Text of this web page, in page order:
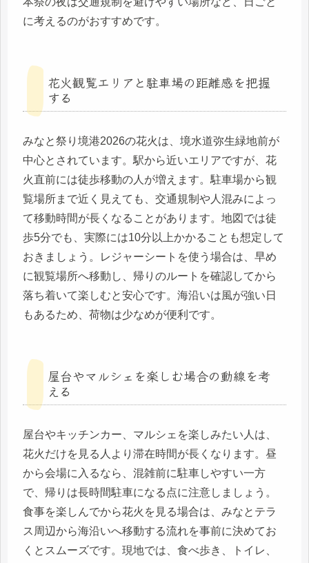
に考えるのがおすすめです。
花火観覧エリアと駐車場の距離感を把握
する
みなと祭り境港2026の花火は、境水道弥生緑地前が
中心とされています。駅から近いエリアですが、花
火直前には徒歩移動の人が増えます。駐車場から観
覧場所まで近く見えても、交通規制や人混みによっ
て移動時間が長くなることがあります。地図では徒
歩5分でも、実際には10分以上かかることも想定して
おきましょう。レジャーシートを使う場合は、早め
に観覧場所へ移動し、帰りのルートを確認してから
落ち着いて楽しむと安心です。海沿いは風が強い日
もあるため、荷物は少なめが便利です。
屋台やマルシェを楽しむ場合の動線を考
える
屋台やキッチンカー、マルシェを楽しみたい人は、
花火だけを見る人より滞在時間が長くなります。昼
から会場に入るなら、混雑前に駐車しやすい一方
で、帰りは長時間駐車になる点に注意しましょう。
食事を楽しんでから花火を見る場合は、みなとテラ
ス周辺から海沿いへ移動する流れを事前に決めてお
くとスムーズです。現地では、食べ歩き、トイレ、